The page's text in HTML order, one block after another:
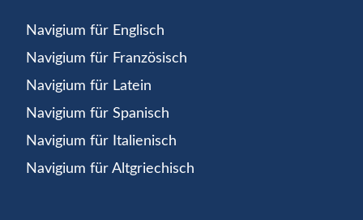
Navigium für Englisch
Navigium für Französisch
Navigium für Latein
Navigium für Spanisch
Navigium für Italienisch
Navigium für Altgriechisch